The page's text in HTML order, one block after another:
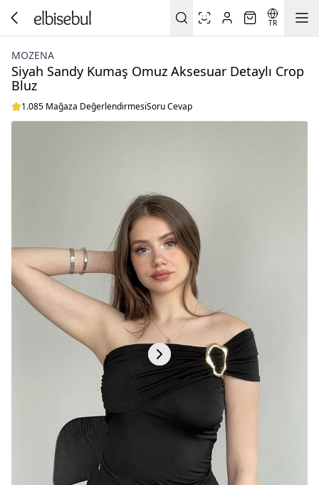
TR
MOZENA
Siyah Sandy Kumaş Omuz Aksesuar Detaylı Crop
Bluz
1.085 Mağaza DeğerlendirmesiSoru Cevap